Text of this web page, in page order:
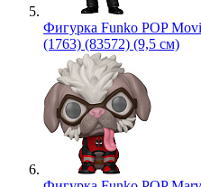
Фигурка Funko POP
(1763) (83572) (9,5 см)